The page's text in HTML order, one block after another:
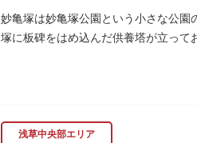
妙亀塚は妙亀塚公園という小さな公
塚に板碑をはめ込んだ供養塔が立って
塚の上には板碑が祀られています。
浅草中央部エリア